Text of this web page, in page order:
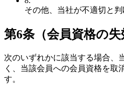
その他、当社が不適切と判
第6条（会員資格の失
次のいずれかに該当する場合、
く、当該会員への会員資格を取
す。